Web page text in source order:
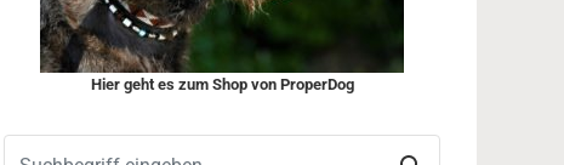
Hier geht es zum Shop von ProperDog